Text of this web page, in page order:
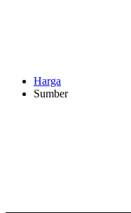
Harga
Sumber